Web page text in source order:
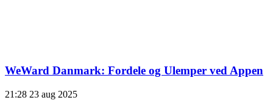
WeWard Danmark: Fordele og Ulemper ved Appen
21:28 23 aug 2025